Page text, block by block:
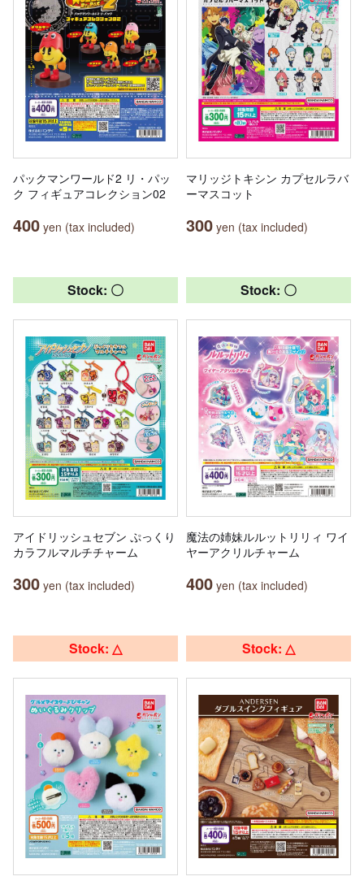
パックマンワールド2 リ・パッ
ク フィギュアコレクション02
400 yen (tax included)
マリッジトキシン カプセルラバ
ーマスコット
300 yen (tax included)
Stock: 〇
アイドリッシュセブン ぷっくり
カラフルマルチチャーム
300 yen (tax included)
Stock: 〇
魔法の姉妹ルルットリリィ ワイ
ヤーアクリルチャーム
400 yen (tax included)
Stock: △ Stock: △